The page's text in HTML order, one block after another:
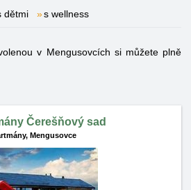
dětmi s wellness
v Mengusovcích si můžete plně
Čerešňový sad
Mengusovce